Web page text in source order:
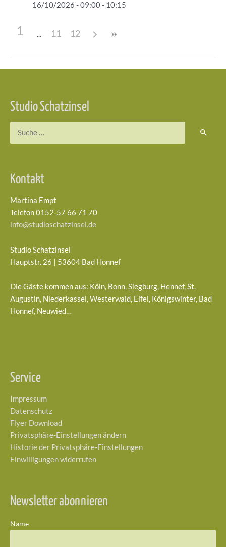
16/10/2026 - 09:00 - 10:15
1 11 12
Studio Schatzinsel
Kontakt
Martina Empt
Telefon 0152-57 66 71 70
info@studioschatzinsel.de
Studio Schatzinsel
Hauptstr. 26 | 53604 Bad Honnef
Die Gäste kommen aus: Köln, Bonn, Siegburg, Hennef, St.
Augustin, Niederkassel, Westerwald, Eifel, Königswinter, Bad
Honnef, Neuwied…
Service
Impressum
Datenschutz
Flyer Download
Privatsphäre-Einstellungen ändern
Historie der Privatsphäre-Einstellungen
Einwilligungen widerrufen
Newsletter abonnieren
Name